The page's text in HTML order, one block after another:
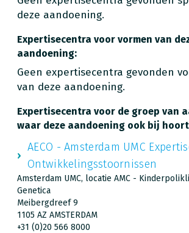
deze aandoening.
Expertisecentra voor vormen van
aandoening:
Geen expertisecentra gevonden
van deze aandoening.
Expertisecentra voor de groep van
waar deze aandoening ook bij
AECO - Amsterdam UMC
Ontwikkelingsstoornissen
Amsterdam UMC, locatie AMC -
Genetica
Meibergdreef 9
1105 AZ AMSTERDAM
+31 (0)20 566 8000